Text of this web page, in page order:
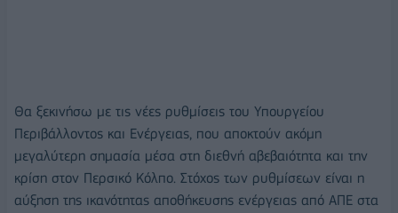
Θα ξεκινήσω με τις νέες ρυθμίσεις του Υπουργείου
Περιβάλλοντος και Ενέργειας, που αποκτούν ακόμη
μεγαλύτερη σημασία μέσα στη διεθνή αβεβαιότητα και την
κρίση στον Περσικό Κόλπο. Στόχος των ρυθμίσεων είναι η
αύξηση της ικανότητας αποθήκευσης ενέργειας από ΑΠΕ στα